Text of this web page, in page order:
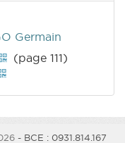
Germain
(page 111)
- BCE : 0931.814.167